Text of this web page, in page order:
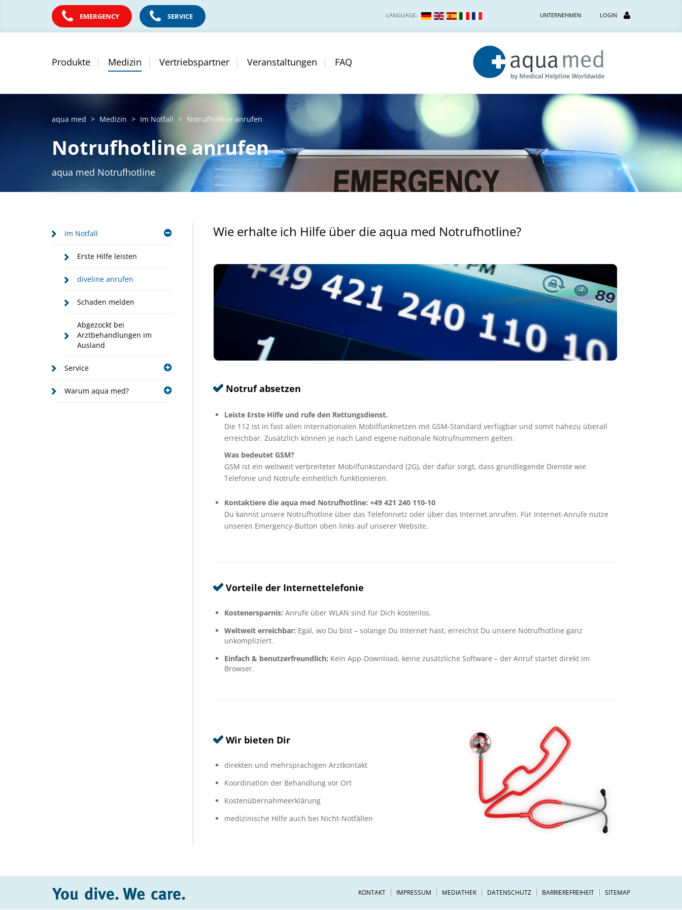
EMERGENCY SERVICE LANGUAGE: UNTERNEHMEN LOGIN
Produkte Medizin Vertriebspartner Veranstaltungen FAQ
aqua med Medizin Im Notfall Notrufhotline anrufen
Notrufhotline anrufen
aqua med Notrufhotline
Wie erhalte ich Hilfe über die aqua med Notrufhotline?
Notruf absetzen
Leiste Erste Hilfe und rufe den Rettungsdienst.
Die 112 ist in fast allen internationalen Mobilfunknetzen mit GSM-Standard verfügbar und somit nahezu überall
erreichbar. Zusätzlich können je nach Land eigene nationale Notrufnummern gelten.
Was bedeutet GSM?
GSM ist ein weltweit verbreiteter Mobilfunkstandard (2G), der dafür sorgt, dass grundlegende Dienste wie
Telefonie und Notrufe einheitlich funktionieren.
Kontaktiere die aqua med Notrufhotline: +49 421 240 110-10
Du kannst unsere Notrufhotline über das Telefonnetz oder über das Internet anrufen. Für Internet-Anrufe nutze
unseren Emergency-Button oben links auf unserer Website.
Vorteile der Internettelefonie
Kostenersparnis: Anrufe über WLAN sind für Dich kostenlos.
Weltweit erreichbar: Egal, wo Du bist – solange Du Internet hast, erreichst Du unsere Notrufhotline ganz
unkompliziert.
Einfach & benutzerfreundlich: Kein App-Download, keine zusätzliche Software – der Anruf startet direkt im
Browser.
Wir bieten Dir
direkten und mehrsprachigen Arztkontakt
Koordination der Behandlung vor Ort
Kostenübernahmeerklärung
medizinische Hilfe auch bei Nicht-Notfällen
Im Notfall
Erste Hilfe leisten
diveline anrufen
Schaden melden
Abgezockt bei
Arztbehandlungen im
Ausland
Service
Warum aqua med?
KONTAKT IMPRESSUM MEDIATHEK DATENSCHUTZ BARRIEREFREIHEIT SITEMAP